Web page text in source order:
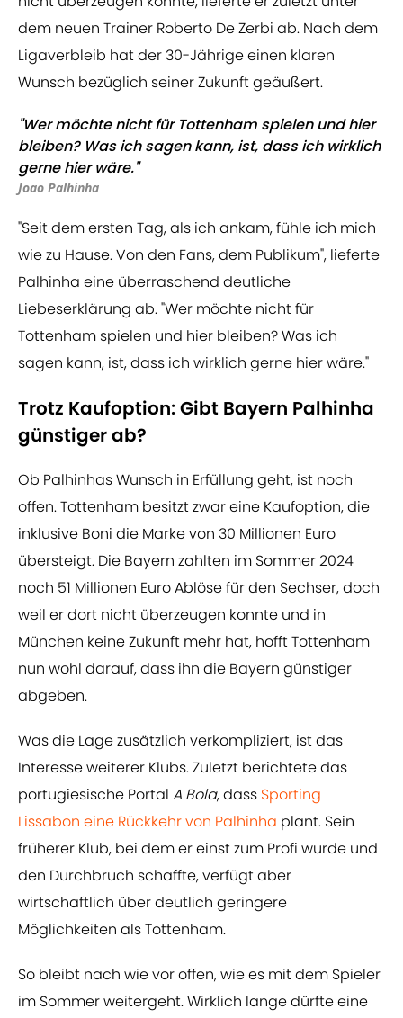
dem neuen Trainer Roberto De Zerbi ab. Nach dem
Ligaverbleib hat der 30-Jährige einen klaren
Wunsch bezüglich seiner Zukunft geäußert.
"Wer möchte nicht für Tottenham spielen und hier
bleiben? Was ich sagen kann, ist, dass ich wirklich
gerne hier wäre."
Joao Palhinha
"Seit dem ersten Tag, als ich ankam, fühle ich mich
wie zu Hause. Von den Fans, dem Publikum", lieferte
Palhinha eine überraschend deutliche
Liebeserklärung ab. "Wer möchte nicht für
Tottenham spielen und hier bleiben? Was ich
sagen kann, ist, dass ich wirklich gerne hier wäre."
Trotz Kaufoption: Gibt Bayern Palhinha
günstiger ab?
Ob Palhinhas Wunsch in Erfüllung geht, ist noch
offen. Tottenham besitzt zwar eine Kaufoption, die
inklusive Boni die Marke von 30 Millionen Euro
übersteigt. Die Bayern zahlten im Sommer 2024
noch 51 Millionen Euro Ablöse für den Sechser, doch
weil er dort nicht überzeugen konnte und in
München keine Zukunft mehr hat, hofft Tottenham
nun wohl darauf, dass ihn die Bayern günstiger
abgeben.
Was die Lage zusätzlich verkompliziert, ist das
Interesse weiterer Klubs. Zuletzt berichtete das
portugiesische Portal A Bola, dass Sporting
Lissabon eine Rückkehr von Palhinha plant. Sein
früherer Klub, bei dem er einst zum Profi wurde und
den Durchbruch schaffte, verfügt aber
wirtschaftlich über deutlich geringere
Möglichkeiten als Tottenham.
So bleibt nach wie vor offen, wie es mit dem Spieler
im Sommer weitergeht. Wirklich lange dürfte eine